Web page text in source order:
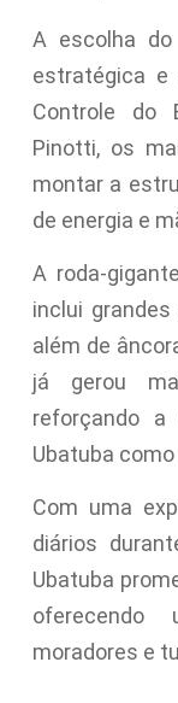
A escolha
estratégica e
Controle do
Pinotti, os
montar a
de energia e
A roda-
inclui
além de
já gerou
reforçando a
Ubatuba
Com uma
diários
Ubatuba
oferecendo
moradores e